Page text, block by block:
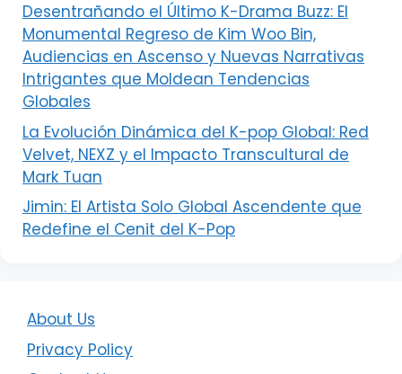
Desentrañando el Último K-Drama Buzz: El
Monumental Regreso de Kim Woo Bin,
Audiencias en Ascenso y Nuevas Narrativas
Intrigantes que Moldean Tendencias
Globales
La Evolución Dinámica del K-pop Global: Red
Velvet, NEXZ y el Impacto Transcultural de
Mark Tuan
Jimin: El Artista Solo Global Ascendente que
Redefine el Cenit del K-Pop
About Us
Privacy Policy